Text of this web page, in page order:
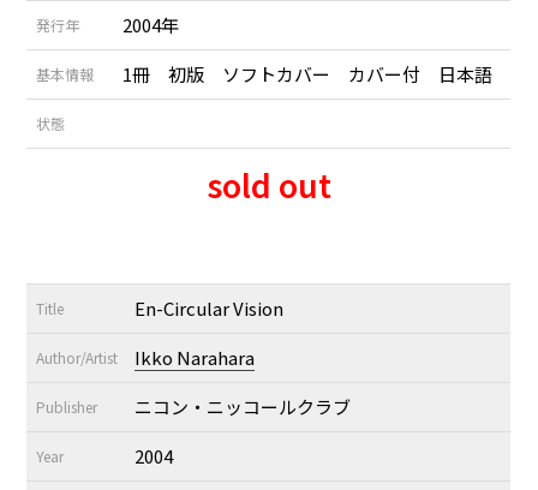
発行年 2004年
基本情報 1冊 初版 ソフトカバー カバー付 日本語
状態
sold out
Title En-Circular Vision
Author/Artist Ikko Narahara
Publisher ニコン・ニッコールクラブ
Year 2004